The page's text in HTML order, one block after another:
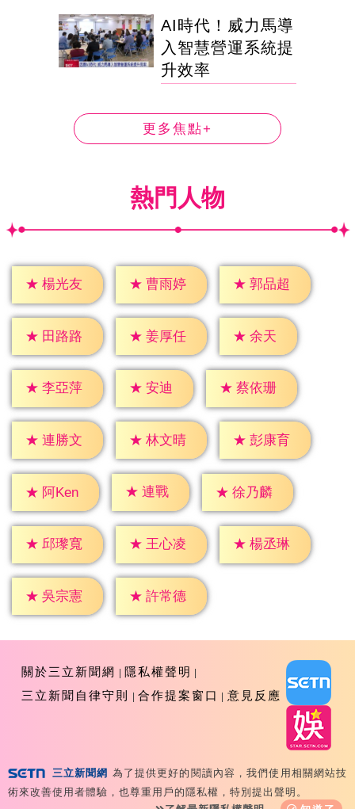
AI時代！威力馬導
入智慧營運系統提
升效率
更多焦點+
熱門人物
★ 楊光友 ★ 曹雨婷 ★ 郭品超
★ 田路路 ★ 姜厚任 ★ 余天
★ 李亞萍 ★ 安迪 ★ 蔡依珊
★ 連勝文 ★ 林文晴 ★ 彭康育
★ 阿Ken ★ 連戰 ★ 徐乃麟
★ 邱瓈寬 ★ 王心凌 ★ 楊丞琳
★ 吳宗憲 ★ 許常德
關於三立新聞網
隱私權聲明
三立新聞自律守則
合作提案窗口 意見反應
Copyright ©2026 Sanlih E-Television All Rights
Reserved 版權所有 盜用必究 台北市內湖區舊宗路一段159
三立新聞網 為了提供更好的閱讀內容，我們使用相關網站技
術來改善使用者體驗，也尊重用戶的隱私權，特別提出聲明。